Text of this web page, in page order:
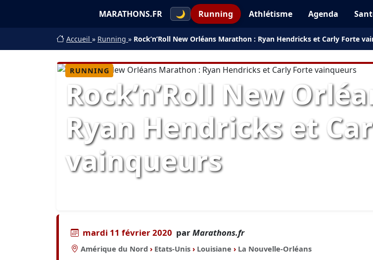
MARATHONS.FR 🌙 Running Athlétisme Agenda
Accueil » Running » Rock’n’Roll New Orléans Marathon : Ryan Hendricks et Carly Forte
RUNNING
Rock’n’Roll New
Ryan Hendricks et
vainqueurs
mardi 11 février 2020 parMarathons.fr
Amérique du Nord › Etats-Unis › Louisiane › La Nouvelle-Orléans